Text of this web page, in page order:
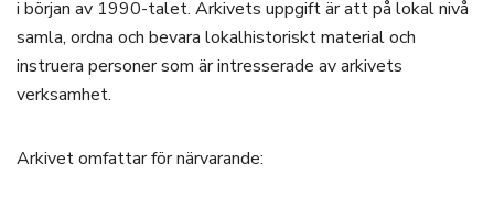
i början av 1990-talet. Arkivets uppgift är att på lokal nivå
samla, ordna och bevara lokalhistoriskt material och
instruera personer som är intresserade av arkivets
verksamhet.
Arkivet omfattar för närvarande: